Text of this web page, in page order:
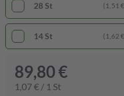
28 St (1,51
14 St (1,62
89,80 €
1,07 € / 1 St